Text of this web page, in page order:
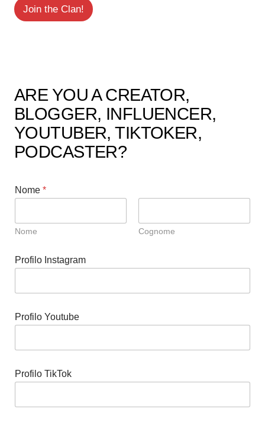
Join the Clan!
ARE YOU A CREATOR,
BLOGGER, INFLUENCER,
YOUTUBER, TIKTOKER,
PODCASTER?
l
c
e
t
a
i
n
e
l
n
Nome *
Nome Cognome
Profilo Instagram
Profilo Youtube
Profilo TikTok